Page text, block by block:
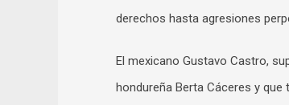
derechos hasta agresiones
El mexicano Gustavo Castro,
hondureña Berta Cáceres y